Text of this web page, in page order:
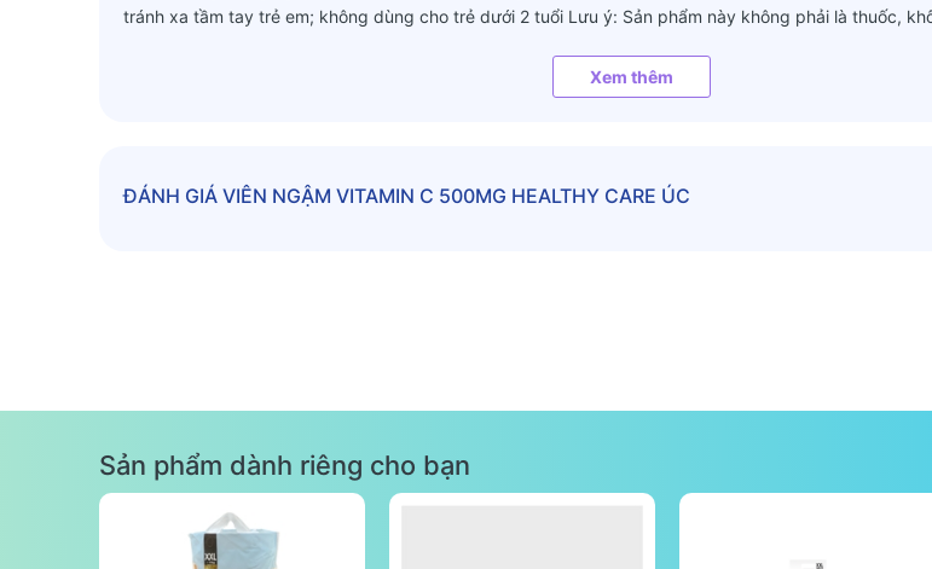
tránh xa tầm tay trẻ em; không dùng cho trẻ dưới 2 tuổi Lưu ý: Sản phẩm này không phải là thuốc,
Xem thêm
ĐÁNH GIÁ VIÊN NGẬM VITAMIN C 500MG HEALTHY CARE ÚC
Sản phẩm dành riêng cho bạn